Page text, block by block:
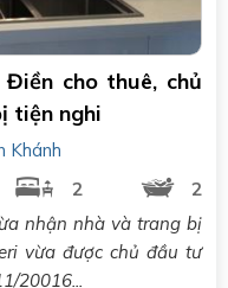
cho thuê, chủ
tiện nghi
Khánh
2
2
nhận nhà và trang bị
vừa được chủ đầu tư
20016...